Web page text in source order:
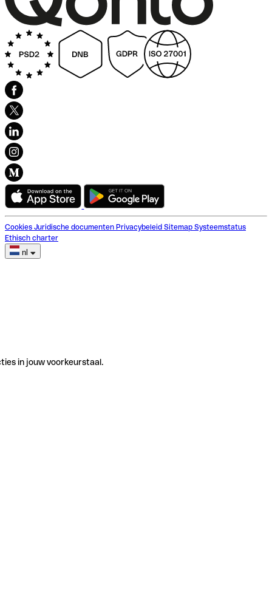
Cookies Juridische documenten Privacybeleid Sitemap Systeemstatus
Ethisch charter
nl
in jouw voorkeurstaal.